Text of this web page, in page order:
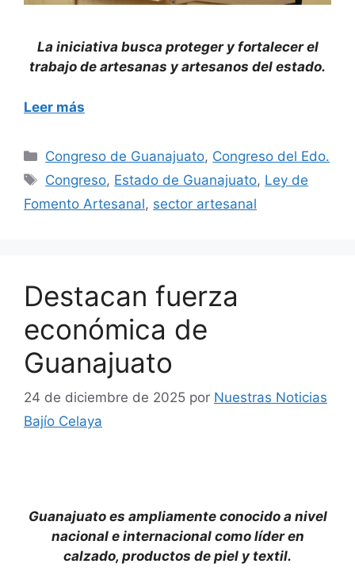
La iniciativa busca proteger y fortalecer el
trabajo de artesanas y artesanos del estado.
Leer más
Categorías
Congreso de Guanajuato, Congreso del Edo.
Etiquetas
Congreso, Estado de Guanajuato, Ley de
Fomento Artesanal, sector artesanal
Destacan fuerza
económica de
Guanajuato
24 de diciembre de 2025 por Nuestras Noticias
Bajío Celaya
Guanajuato es ampliamente conocido a nivel
nacional e internacional como líder en
calzado, productos de piel y textil.